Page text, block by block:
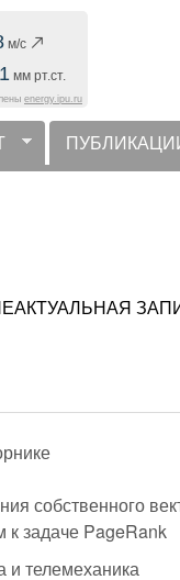
м/с
мм рт.ст.
energy.ipu.ru
НЕАКТУАЛЬНАЯ
собственного
к задаче PageRank
и телемеханика